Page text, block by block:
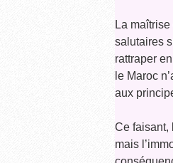
La
salutaires
rattraper
le Maroc
aux
Ce faisant,
mais